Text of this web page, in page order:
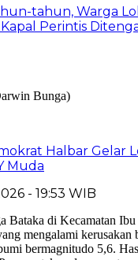
tahun, Warga
Perintis
Halbar Gelar
Muda
- 19:53 WIB